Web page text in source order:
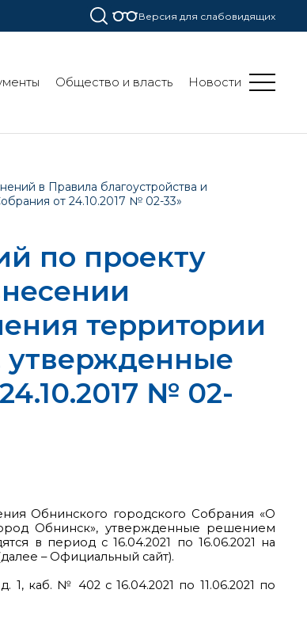
Версия для слабовидящих
Общество и власть Новости
в Правила благоустройства и
от 24.10.2017 № 02-33»
по проекту
территории
утвержденные
№ 02-
Обнинского городского Собрания «О
Обнинск», утвержденные решением
в период с 16.04.2021 по 16.06.2021 на
– Официальный сайт).
каб. № 402 с 16.04.2021 по 11.06.2021 по